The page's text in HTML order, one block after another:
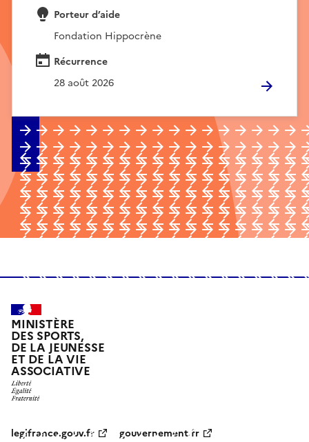
Porteur d’aide
Fondation Hippocrène
Récurrence
28 août 2026
MINISTÈRE
DES SPORTS,
DE LA JEUNESSE
ET DE LA VIE
ASSOCIATIVE
legifrance.gouv.fr gouvernement.fr